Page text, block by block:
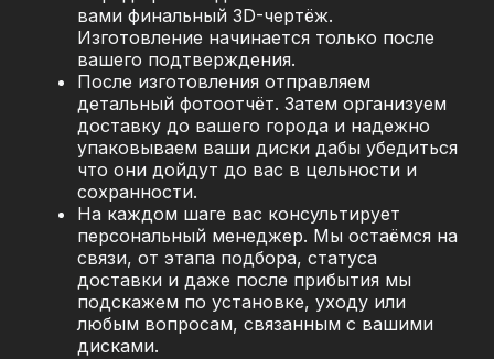
вами финальный 3D-чертёж.
Изготовление начинается только после
вашего подтверждения.
После изготовления отправляем
детальный фотоотчёт. Затем организуем
доставку до вашего города и надежно
упаковываем ваши диски дабы убедиться
что они дойдут до вас в цельности и
сохранности.
На каждом шаге вас консультирует
персональный менеджер. Мы остаёмся на
связи, от этапа подбора, статуса
доставки и даже после прибытия мы
подскажем по установке, уходу или
любым вопросам, связанным с вашими
дисками.